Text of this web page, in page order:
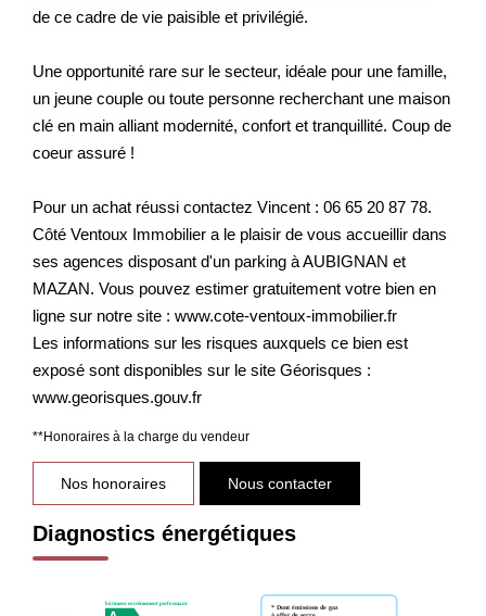
de ce cadre de vie paisible et privilégié.
Une opportunité rare sur le secteur, idéale pour une famille,
un jeune couple ou toute personne recherchant une maison
clé en main alliant modernité, confort et tranquillité. Coup de
coeur assuré !
Pour un achat réussi contactez Vincent : 06 65 20 87 78.
Côté Ventoux Immobilier a le plaisir de vous accueillir dans
ses agences disposant d'un parking à AUBIGNAN et
MAZAN. Vous pouvez estimer gratuitement votre bien en
ligne sur notre site : www.cote-ventoux-immobilier.fr
Les informations sur les risques auxquels ce bien est
exposé sont disponibles sur le site Géorisques :
www.georisques.gouv.fr
**Honoraires à la charge du vendeur
Nos honoraires Nous contacter
Diagnostics énergétiques